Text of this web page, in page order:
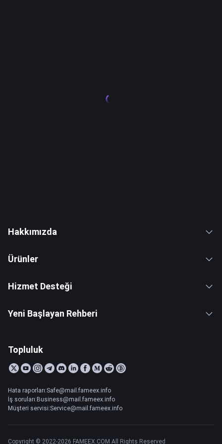
Hakkımızda
Ürünler
Hizmet Desteği
Yeni Başlayan Rehberi
Topluluk
Hata raporları:Safe@mail.fameex.info
İş soruları:Business@mail.fameex.info
Müşteri servisi:Service@mail.fameex.info
Copyright © 2022-2026 FAMEEX.COM All Rights Reserved